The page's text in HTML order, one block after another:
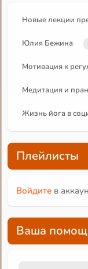
Новые лекции
Юлия Бежина
Мотивация к
Медитация и
Жизнь йога в
Плейлисты
Войдите в
Ваша